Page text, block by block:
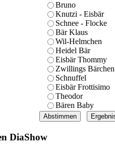
Bruno
Knutzi - Eisbär
Schnee - Flocke
Bär Klaus
Wil-Helmchen
Heidel Bär
Eisbär Thommy
Zwillings Bärchen
Schnuffel
Eisbär Frottisimo
Theodor
Bären Baby
DiaShow